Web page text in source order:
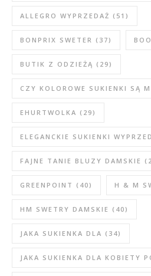
ALLEGRO WYPRZEDAŻ (51)
BONPRIX SWETER (37)
BUTIK Z ODZIEŻĄ (29)
CZY KOLOROWE SUKIENKI SĄ
EHURTWOLKA (29)
ELEGANCKIE SUKIENKI
FAJNE TANIE BLUZY DAMSKIE
GREENPOINT (40) H & M
HM SWETRY DAMSKIE (40)
JAKA SUKIENKA DLA (34)
JAKA SUKIENKA DLA KOBIETY